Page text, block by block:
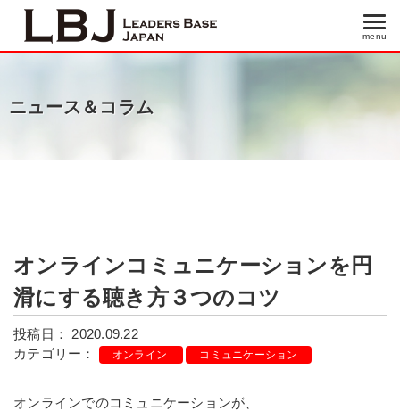
menu
menu
ニュース＆コラム
オンラインコミュニケーションを円
滑にする聴き方３つのコツ
投稿日： 2020.09.22
カテゴリー：
オンライン コミュニケーション
オンラインでのコミュニケーションが、